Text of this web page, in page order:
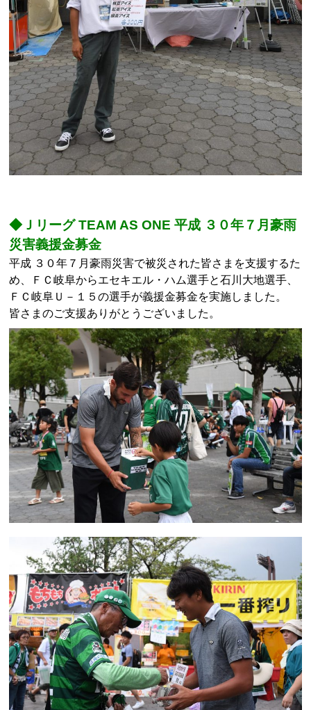
◆Ｊリーグ TEAM AS ONE 平成 ３０年７月豪雨
災害義援金募金
平成 ３０年７月豪雨災害で被災された皆さまを支援するた
め、ＦＣ岐阜からエセキエル・ハム選手と石川大地選手、
ＦＣ岐阜Ｕ－１５の選手が義援金募金を実施しました。
皆さまのご支援ありがとうございました。